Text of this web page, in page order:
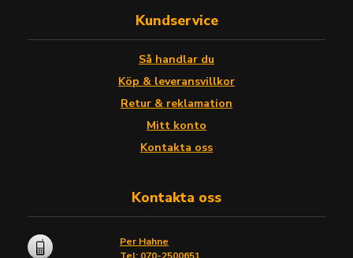
Kundservice
Så handlar du
Köp & leveransvillkor
Retur & reklamation
Mitt konto
Kontakta oss
Kontakta oss
Per Hahne